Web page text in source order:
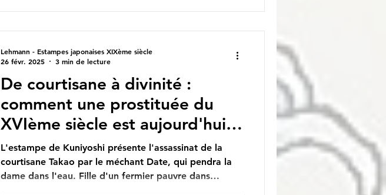
De courtisane à divinité :
comment une prostituée du
XVIème siècle est aujourd'hui
vénérée pour de nombreux
bienfaits.
L'estampe de Kuniyoshi présente l'assassinat de la
courtisane Takao par le méchant Date, qui pendra la
dame dans l'eau. Fille d'un fermier pauvre dans
Lehmann - Estampes japonaises XIXème siècle
26 févr. 2025
3 min de lecture